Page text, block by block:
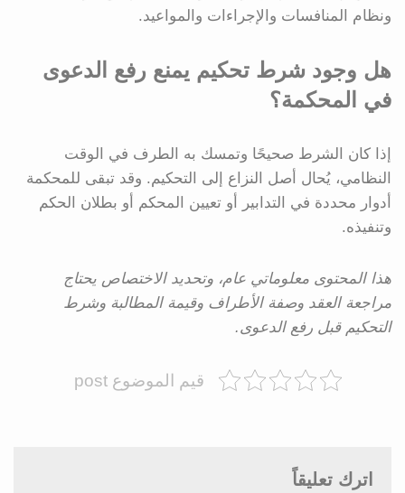
ونظام المنافسات والإجراءات والمواعيد.
هل وجود شرط تحكيم يمنع رفع الدعوى
في المحكمة؟
إذا كان الشرط صحيحًا وتمسك به الطرف في الوقت
النظامي، يُحال أصل النزاع إلى التحكيم. وقد تبقى للمحكمة
أدوار محددة في التدابير أو تعيين المحكم أو بطلان الحكم
وتنفيذه.
هذا المحتوى معلوماتي عام، وتحديد الاختصاص يحتاج
مراجعة العقد وصفة الأطراف وقيمة المطالبة وشرط
التحكيم قبل رفع الدعوى.
قيم الموضوع post
اترك تعليقاً